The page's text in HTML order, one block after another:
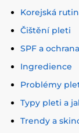
Korejská
Čištění pleti
SPF a
Ingredience
Problémy
Typy pleti a
Trendy a